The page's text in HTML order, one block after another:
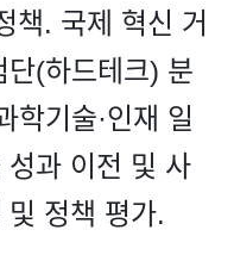
책. 국제 혁신 거
(하드테크) 분
학기술·인재 일
성과 이전 및 사
정책 평가.